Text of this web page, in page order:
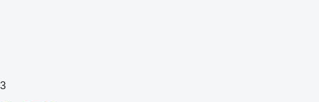
3